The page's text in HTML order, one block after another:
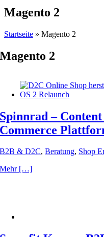
Magento 2
Startseite » Magento 2
Magento 2
Spinnrad –
Commerce
B2B & D2C,Beratung, Shop
Mehr […]